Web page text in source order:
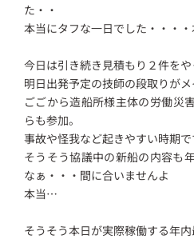
た・・
本当にタフな一日でした・・・
今日は引き続き見積もり２件を
明日出発予定の技師の段取りが
ごごから造船所様主体の労働災
らも参加。
事故や怪我など起きやすい時期で
そうそう協議中の新船の内容も
なぁ・・・間に合いませんよ
本当…
そうそう本日が実際稼働する年内